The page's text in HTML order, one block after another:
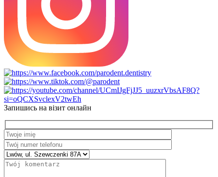
Запишись на візит онлайн